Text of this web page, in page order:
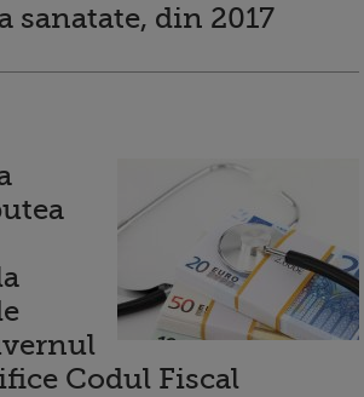
din 2017
Codul Fiscal